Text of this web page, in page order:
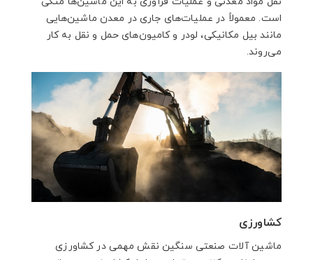
است. معمولاً در عملیات‌های جاری در معدن ماشین‌هایی
مانند بیل مکانیکی، لودر و کامیون‌های حمل و نقل به کار
می‌روند.
کشاورزی
ماشین آلات صنعتی سنگین نقش مهمی در کشاورزی